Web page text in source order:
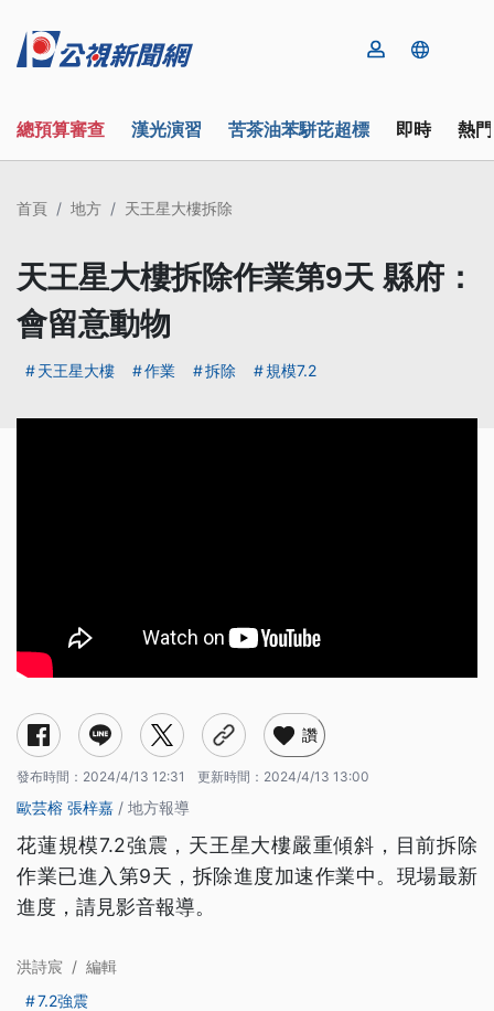
總預算審查 漢光演習 苦茶油苯駢芘超標 即時 熱
首頁 地方 天王星大樓拆除
天王星大樓拆除作業第9天 縣府：
會留意動物
天王星大樓 作業 拆除 規模7.2
讚
發布時間： 2024/4/13 12:31 更新時間： 2024/4/13 13:00
歐芸榕 張梓嘉 / 地方報導
花蓮規模7.2強震，天王星大樓嚴重傾斜，目前拆除
作業已進入第9天，拆除進度加速作業中。現場最新
進度，請見影音報導。
洪詩宸 / 編輯
7.2強震